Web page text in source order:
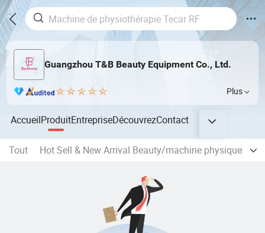
Guangzhou T&B Beauty Equipment Co., Ltd.
Plus
AccueilProduitEntrepriseDécouvrezContact
Tout Hot Sell & New Arrival Beauty/machine physique